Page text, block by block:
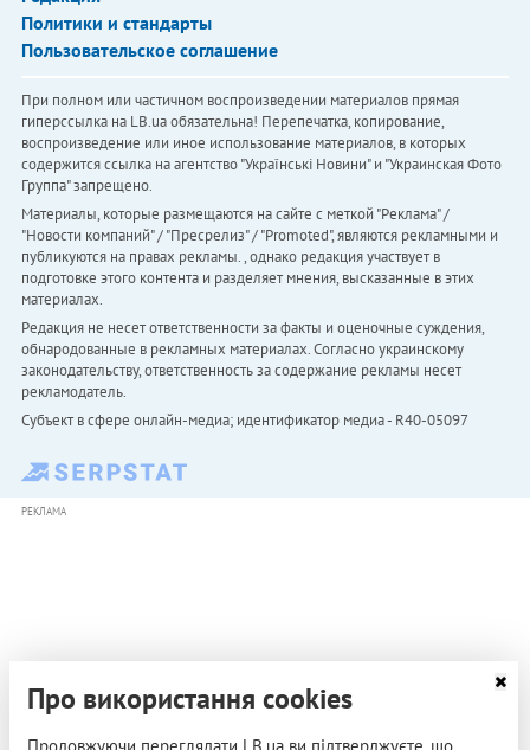
Политики и стандарты
Пользовательское соглашение
При полном или частичном воспроизведении материалов прямая
гиперссылка на LB.ua обязательна! Перепечатка, копирование,
воспроизведение или иное использование материалов, в которых
содержится ссылка на агентство "Українськi Новини" и "Украинская Фото
Группа" запрещено.
Материалы, которые размещаются на сайте с меткой "Реклама" /
"Новости компаний" / "Пресрелиз" / "Promoted", являются рекламными и
публикуются на правах рекламы. , однако редакция участвует в
подготовке этого контента и разделяет мнения, высказанные в этих
материалах.
Редакция не несет ответственности за факты и оценочные суждения,
обнародованные в рекламных материалах. Согласно украинскому
законодательству, ответственность за содержание рекламы несет
рекламодатель.
Субъект в сфере онлайн-медиа; идентификатор медиа - R40-05097
РЕКЛАМА
Про використання cookies